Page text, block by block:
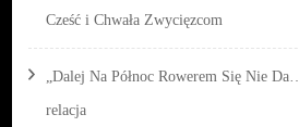
Cześć i Chwała Zwycięzcom
„Dalej Na Północ Rowerem Się Nie
relacja